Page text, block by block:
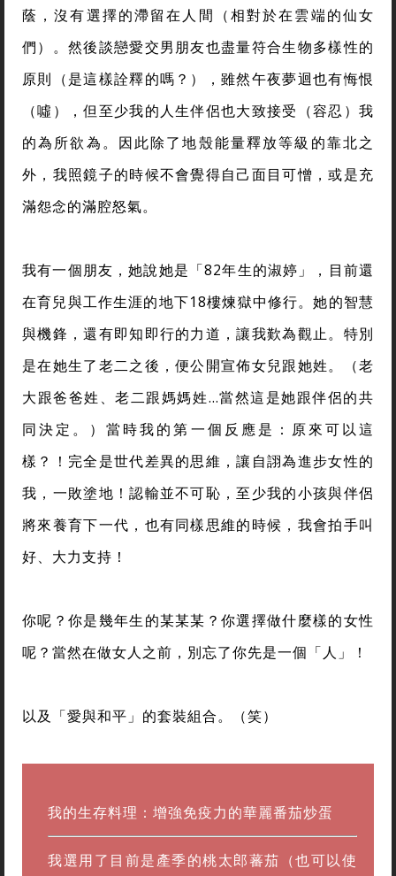
蔭，沒有選擇的滯留在人間（相對於在雲端的仙女
們）。然後談戀愛交男朋友也盡量符合生物多樣性的
原則（是這樣詮釋的嗎？），雖然午夜夢迴也有悔恨
（噓），但至少我的人生伴侶也大致接受（容忍）我
的為所欲為。因此除了地殼能量釋放等級的靠北之
外，我照鏡子的時候不會覺得自己面目可憎，或是充
滿怨念的滿腔怒氣。
我有一個朋友，她說她是「82年生的淑婷」，目前還
在育兒與工作生涯的地下18樓煉獄中修行。她的智慧
與機鋒，還有即知即行的力道，讓我歎為觀止。特別
是在她生了老二之後，便公開宣佈女兒跟她姓。（老
大跟爸爸姓、老二跟媽媽姓…當然這是她跟伴侶的共
同決定。）當時我的第一個反應是：原來可以這
樣？！完全是世代差異的思維，讓自詡為進步女性的
我，一敗塗地！認輸並不可恥，至少我的小孩與伴侶
將來養育下一代，也有同樣思維的時候，我會拍手叫
好、大力支持！
你呢？你是幾年生的某某某？你選擇做什麼樣的女性
呢？當然在做女人之前，別忘了你先是一個「人」！
以及「愛與和平」的套裝組合。（笑）
我的生存料理：增強免疫力的華麗番茄炒蛋
我選用了目前是產季的桃太郎蕃茄（也可以使